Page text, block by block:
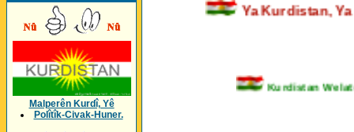
Malperên Kurdî, Yê
Polîtîk-Civak-Huner.
Ya Kurdistan,
Kurdistan Welatê